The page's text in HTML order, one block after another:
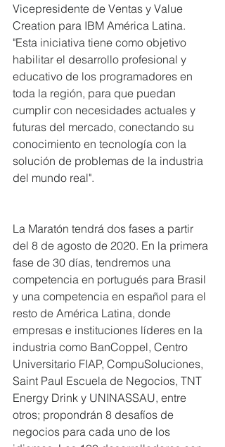
Vicepresidente de Ventas y Value
Creation para IBM América Latina.
"Esta iniciativa tiene como objetivo
habilitar el desarrollo profesional y
educativo de los programadores en
toda la región, para que puedan
cumplir con necesidades actuales y
futuras del mercado, conectando su
conocimiento en tecnología con la
solución de problemas de la industria
del mundo real".
La Maratón tendrá dos fases a partir
del 8 de agosto de 2020. En la primera
fase de 30 días, tendremos una
competencia en portugués para Brasil
y una competencia en español para el
resto de América Latina, donde
empresas e instituciones líderes en la
industria como BanCoppel, Centro
Universitario FIAP, CompuSoluciones,
Saint Paul Escuela de Negocios, TNT
Energy Drink y UNINASSAU, entre
otros; propondrán 8 desafíos de
negocios para cada uno de los